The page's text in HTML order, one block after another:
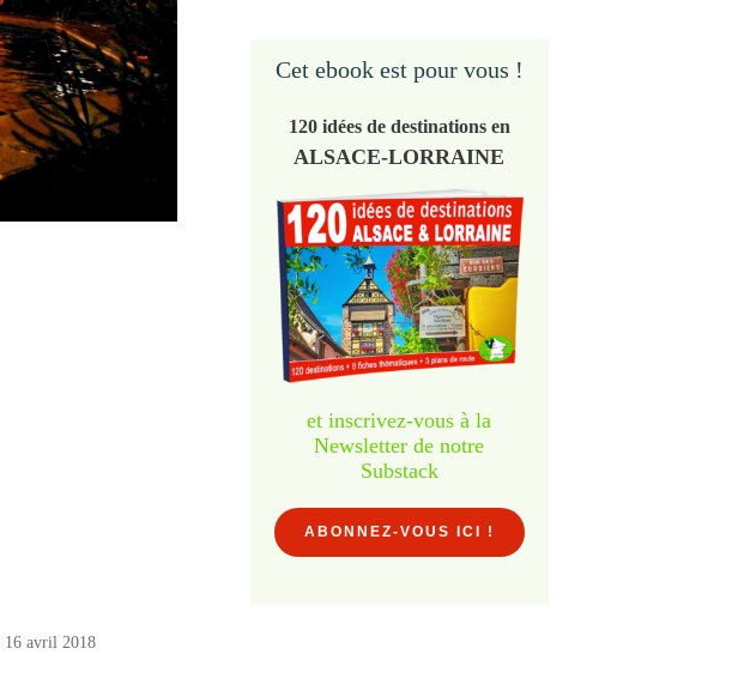
16 avril 2018
Cet ebook est pour vous !
120 idées de destinations en
ALSACE-LORRAINE
et inscrivez-vous à la
Newsletter de notre
Substack
ABONNEZ-VOUS ICI !